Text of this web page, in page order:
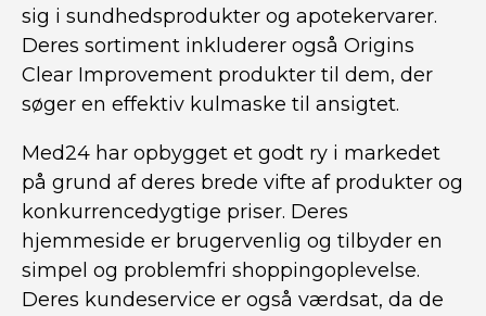
sig i sundhedsprodukter og apotekervarer.
Deres sortiment inkluderer også Origins
Clear Improvement produkter til dem, der
søger en effektiv kulmaske til ansigtet.
Med24 har opbygget et godt ry i markedet
på grund af deres brede vifte af produkter og
konkurrencedygtige priser. Deres
hjemmeside er brugervenlig og tilbyder en
simpel og problemfri shoppingoplevelse.
Deres kundeservice er også værdsat, da de